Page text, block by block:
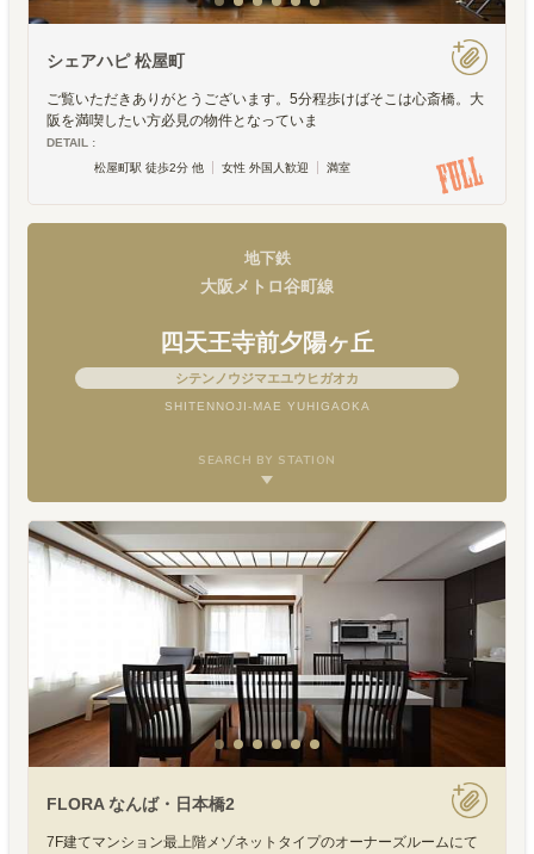
シェアハピ 松屋町
ご覧いただきありがとうございます。5分程歩けばそこは心斎橋。大
阪を満喫したい方必見の物件となっていま
DETAIL :
松屋町駅 徒歩2分 他
女性 外国人歓迎 満室
地下鉄
大阪メトロ谷町線
四天王寺前夕陽ヶ丘
シテンノウジマエユウヒガオカ
SHITENNOJI-MAE YUHIGAOKA
SEARCH BY STATION
FLORA なんば・日本橋2
7F建てマンション最上階メゾネットタイプのオーナーズルームにて